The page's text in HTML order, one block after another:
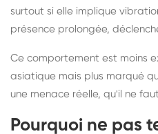
surtout si elle implique
présence prolongée,
Ce comportement est moins
asiatique mais plus marqué
une menace réelle, qu'il ne
Pourquoi ne pas